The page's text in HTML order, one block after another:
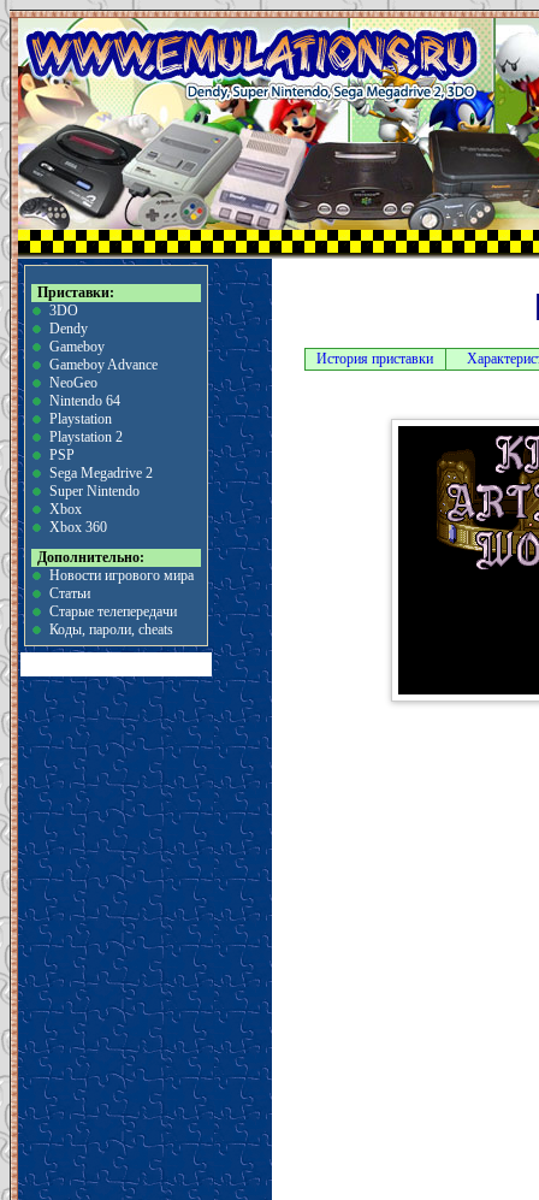
Приставки:
3DO
Dendy
Gameboy
Gameboy Advance
NeoGeo
Nintendo 64
Playstation
Playstation 2
PSP
Sega Megadrive 2
Super Nintendo
Xbox
Xbox 360
Дополнительно:
Новости игрового мира
Статьи
Старые телепередачи
Коды, пароли, cheats
История приставки